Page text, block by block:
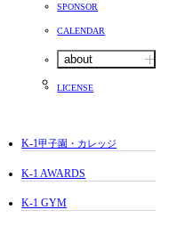
SPONSOR
CALENDAR
about
LICENSE
K-1甲子園・カレッジ
K-1 AWARDS
K-1 GYM